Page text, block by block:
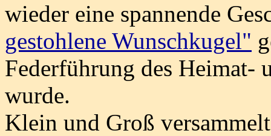
wieder eine spannende
gestohlene Wunschkugel"
Federführung des
wurde.
Klein und Groß